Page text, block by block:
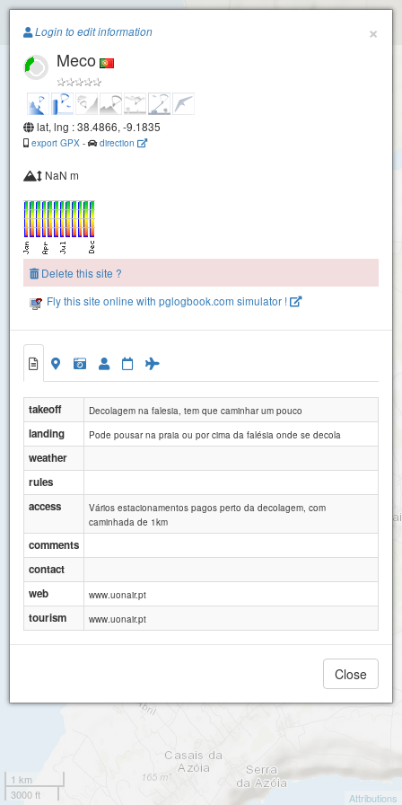
Paragliding.Earth
+
−
1 km
3000 ft
Attributions
×
Login to edit information
Meco
lat, lng : 38.4866, -9.1835
export GPX - direction
NaN m
Delete this site ?
Fly this site online with pglogbook.com simulator !
takeoff Decolagem na falesia, tem que caminhar um pouco
landing Pode pousar na praia ou por cima da falésia onde se decola
weather
rules
access
Vários estacionamentos pagos perto da decolagem, com
caminhada de 1km
comments
contact
web
www.uonair.pt
tourism www.uonair.pt
Close